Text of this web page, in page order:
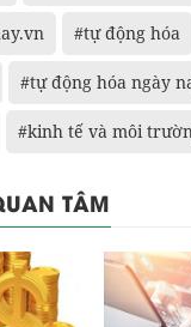
#tự động hóa
#tự động hóa ngày
#kinh tế và môi
TÂM